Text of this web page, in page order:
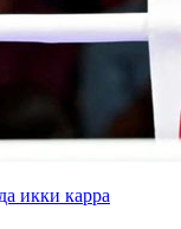
икки карра